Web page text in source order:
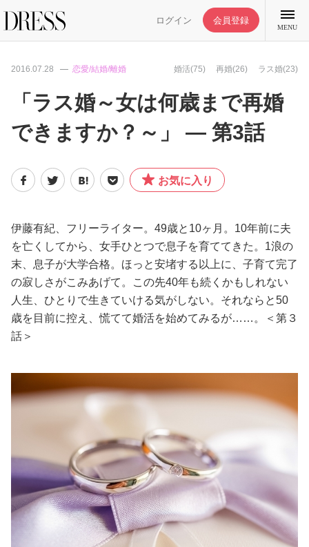
ログイン 会員登録
MENU
特集記事
DRESS部活
ファッション
恋愛/結婚/離婚
ワークスタイル
妊娠/出産/家族
ココロ/カラダ
グルメ
トラベル
2016.07.28 恋愛/結婚/離婚 婚活(75) 再婚(26) ラス婚(23)
「ラス婚～女は何歳まで再婚
できますか？～」 ― 第3話
お気に入り
伊藤有紀、フリーライター。49歳と10ヶ月。10年前に夫
を亡くしてから、女手ひとつで息子を育ててきた。1浪の
末、息子が大学合格。ほっと安堵する以上に、子育て完了
の寂しさがこみあげて。この先40年も続くかもしれない
人生、ひとりで生きていける気がしない。それならと50
歳を目前に控え、慌てて婚活を始めてみるが……。＜第３
話＞